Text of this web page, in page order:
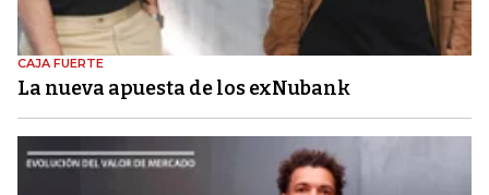
CAJA FUERTE
La nueva apuesta de los exNubank